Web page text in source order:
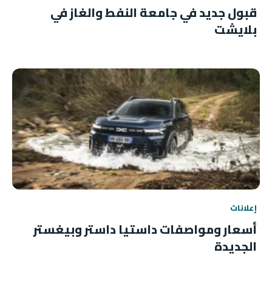
قبول جديد في جامعة النفط والغاز في
بلايشت
إعلانات
أسعار ومواصفات داستيا داستر وبيغستر
الجديدة